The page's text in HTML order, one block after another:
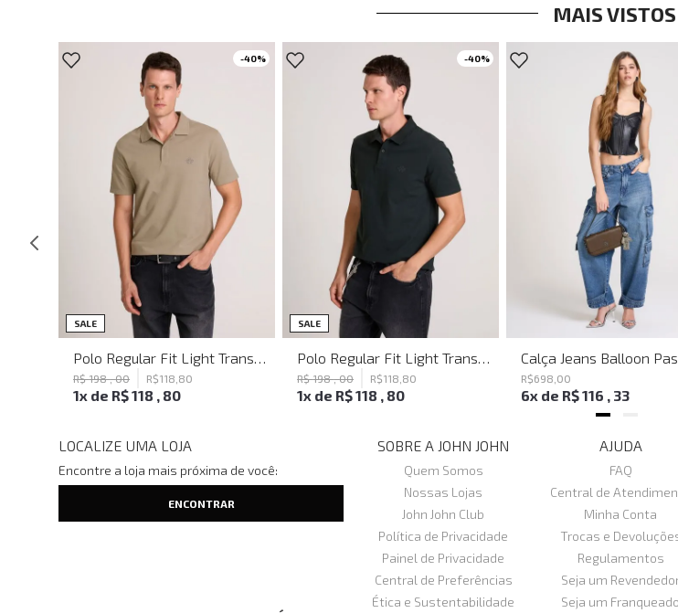
MAIS VISTOS
-40%
SALE
R$198,00 R$118 80
1x de R$118 , 80
-40%
SALE
R$198,00 R$118 80
1x de R$118 , 80
R$698 00
6x de R$116 , 33
LOCALIZE UMA LOJA
Encontre a loja mais próxima de você:
SOBRE A JOHN JOHN
Quem Somos
Nossas Lojas
John John Club
Política de Privacidade
Painel de Privacidade
Central de Preferências
Ética e Sustentabilidade
AJUDA
FAQ
Central de
Minha Conta
Trocas e
Regulamentos
Seja um
Seja um Franqueado